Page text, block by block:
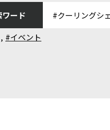
ワード
, #イベント